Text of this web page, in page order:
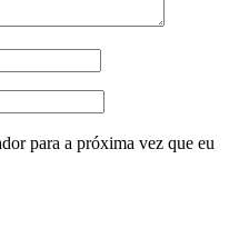
para a próxima vez que eu